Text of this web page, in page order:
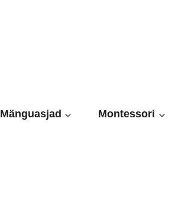
Mänguasjad Montessori